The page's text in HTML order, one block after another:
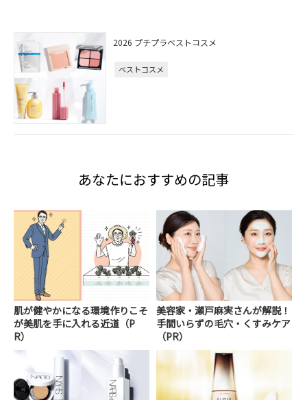
2026 プチプラベストコスメ
ベストコスメ
あなたにおすすめの記事
肌が健やかになる環境作りこそ
が美肌を手に入れる近道（P
R）
美容家・瀬戸麻実さんが解説！
手間いらずの毛穴・くすみケア
（PR）